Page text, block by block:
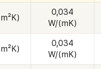
0,034
W/(mK)
0,034
W/(mK)